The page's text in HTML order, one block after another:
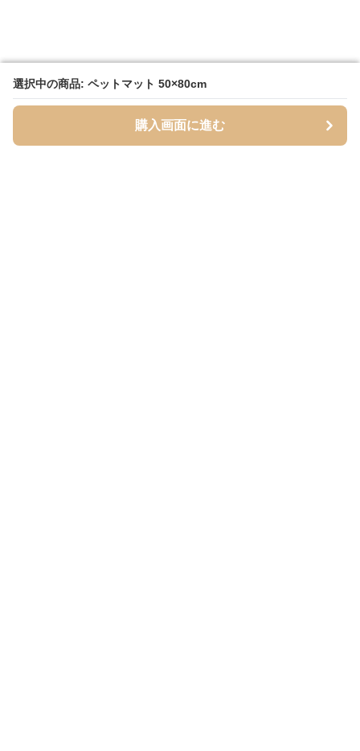
選択中の商品: ペットマット 50×80cm
購入画面に進む
選択中の商品: ペットマット 50×80cm
購入画面に進む